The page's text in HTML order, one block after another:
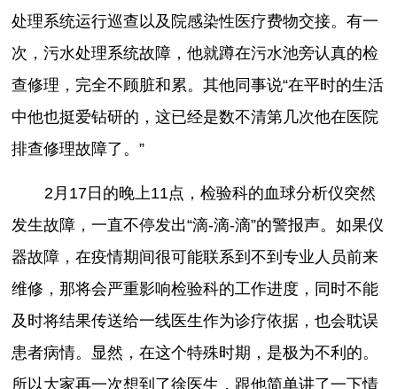
处理系统运行巡查以及院感染性医疗费物交接。有一
次，污水处理系统故障，他就蹲在污水池旁认真的检
查修理，完全不顾脏和累。其他同事说“在平时的生活
中他也挺爱钻研的，这已经是数不清第几次他在医院
排查修理故障了。”
2月17日的晚上11点，检验科的血球分析仪突然
发生故障，一直不停发出“滴-滴-滴”的警报声。如果仪
器故障，在疫情期间很可能联系到不到专业人员前来
维修，那将会严重影响检验科的工作进度，同时不能
及时将结果传送给一线医生作为诊疗依据，也会耽误
患者病情。显然，在这个特殊时期，是极为不利的。
所以大家再一次想到了徐医生，跟他简单讲了一下情